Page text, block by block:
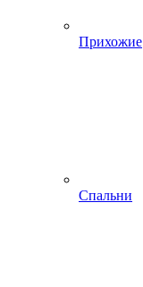
Прихожие
Спальни